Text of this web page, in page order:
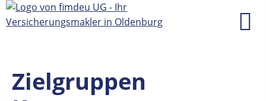
Zielgruppen